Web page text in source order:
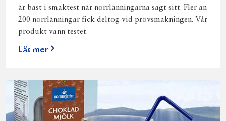
är bäst i smaktest när norrlänningarna sagt sitt. Fler än
200 norrlänningar fick deltog vid provsmakningen. Vår
produkt vann testet.
Läs mer